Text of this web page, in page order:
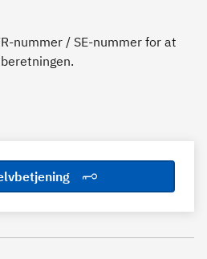
nummer / SE-nummer for at